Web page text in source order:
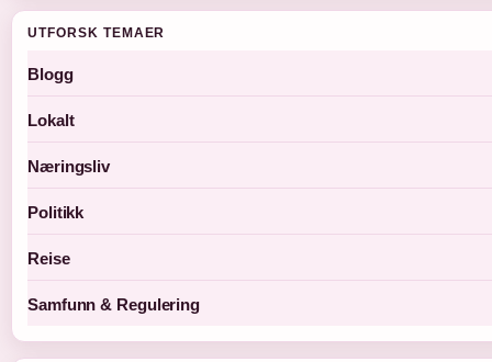
UTFORSK TEMAER
Blogg
Lokalt
Næringsliv
Politikk
Reise
Samfunn & Regulering